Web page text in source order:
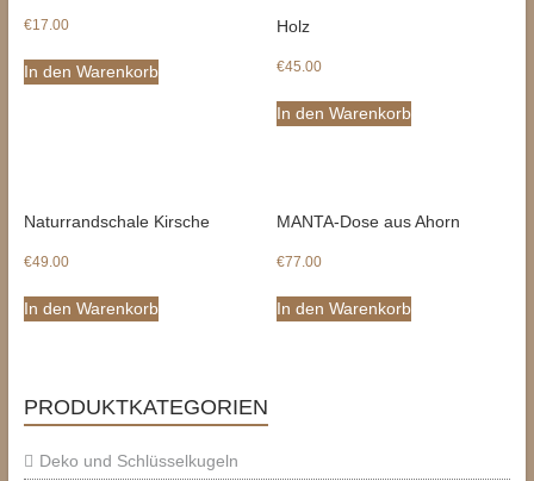
€17.00
In den Warenkorb
Holz
€45.00
In den Warenkorb
Naturrandschale Kirsche
€49.00
In den Warenkorb
MANTA-Dose aus Ahorn
€77.00
In den Warenkorb
PRODUKTKATEGORIEN
Deko und Schlüsselkugeln